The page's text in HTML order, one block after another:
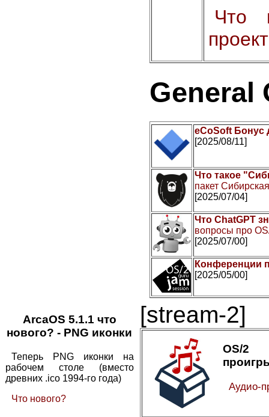
Что
General
eCoSoft Бонус
[2025/08/11]
Что такое
пакет
[2025/07/04]
Что ChatGPT
вопросы про
[2025/07/00]
Конференции
[2025/05/00]
ArcaOS 5.1.1 что
нового? - PNG иконки
Теперь PNG иконки на
рабочем столе (вместо
древних .ico 1994-го года)
Что нового?
[stream-2]
OS/2
Аудио-